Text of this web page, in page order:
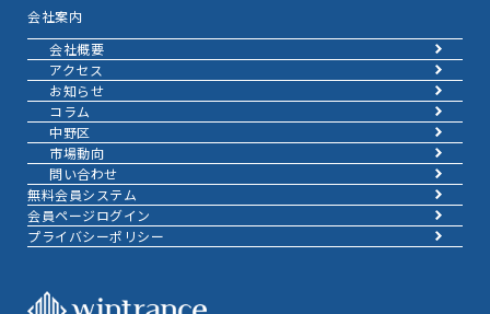
会社案内
会社概要
アクセス
お知らせ
コラム
中野区
市場動向
問い合わせ
無料会員システム
会員ページログイン
プライバシーポリシー